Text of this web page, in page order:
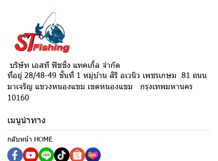
บริษัท เอสที ฟิชชิ่ง แทคเกิ้ล จำกัด
ที่อยู่ 28/48-49 ชั้นที่ 1 หมู่บ้าน สิริ อเวนิว เพชรเกษม 81 ถนน
มาเจริญ แขวงหนองแขม เขตหนองแขม กรุงเทพมหานคร
10160
เมนูนำทาง
กลับหน้า HOME